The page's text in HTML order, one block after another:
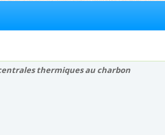
thermiques au charbon